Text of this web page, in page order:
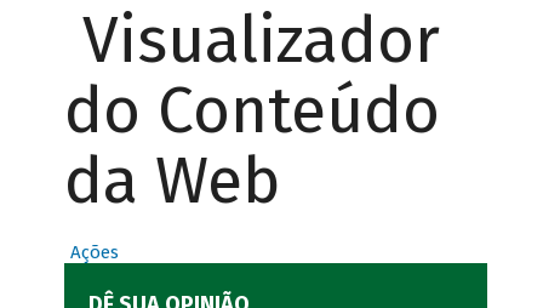
Visualizador
do Conteúdo
da Web
Ações